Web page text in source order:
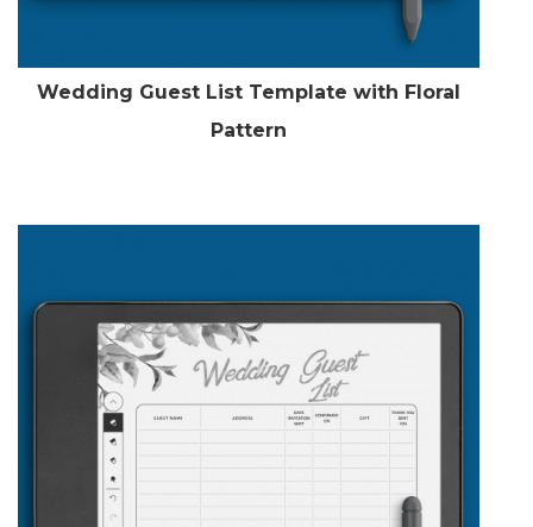
Wedding Guest List Template with Floral
Pattern